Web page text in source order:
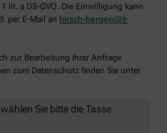
lit. a DS-GVO. Die Einwilligung kann
per E-Mail an hirsch-bergen@t-
zur Bearbeitung Ihrer Anfrage
zum Datenschutz finden Sie unter
Sie bittedie Tasse